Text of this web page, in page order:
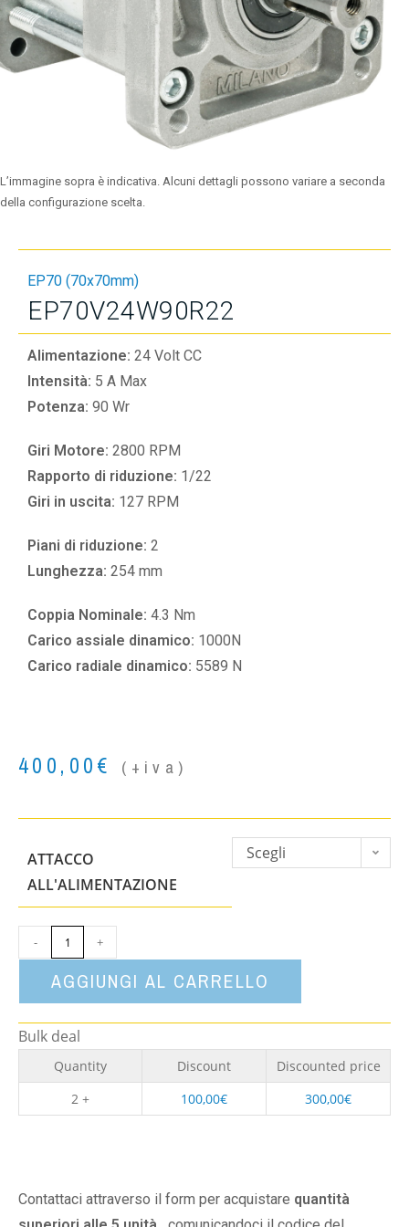
L’immagine sopra è indicativa. Alcuni dettagli possono variare a seconda
della configurazione scelta.
EP70 (70x70mm)
EP70V24W90R22
Alimentazione: 24 Volt CC
Intensità: 5 A Max
Potenza: 90 Wr
Giri Motore: 2800 RPM
Rapporto di riduzione: 1/22
Giri in uscita: 127 RPM
Piani di riduzione: 2
Lunghezza: 254 mm
Coppia Nominale: 4.3 Nm
Carico assiale dinamico: 1000N
Carico radiale dinamico: 5589 N
400,00€ (+iva)
ATTACCO
ALL'ALIMENTAZIONE
Scegli
- +
AGGIUNGI AL CARRELLO
Bulk deal
Quantity Discount
Discounted price
2 +
100,00€ 300,00€
Contattaci attraverso il form per acquistare quantità